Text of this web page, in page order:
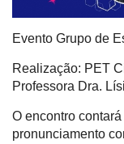
Evento Grupo de
Realização: PET
Professora Dra.
O encontro
pronunciamento